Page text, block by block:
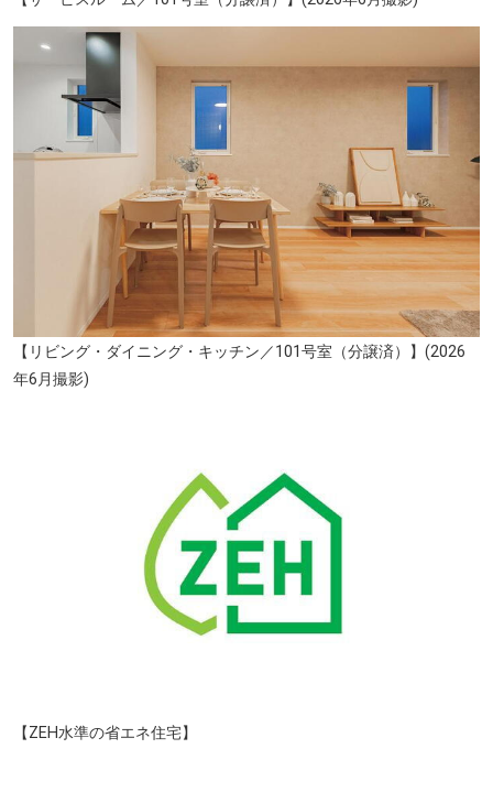
【リビング・ダイニング・キッチン／101号室（分譲済）】(2026
年6月撮影)
【ZEH水準の省エネ住宅】